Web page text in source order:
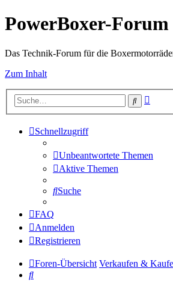
PowerBoxer-Forum
Das Technik-Forum für die
Zum Inhalt
Suche
Schnellzugriff
Unbeantwortete Themen
Aktive Themen
Suche
FAQ
Anmelden
Registrieren
Foren-Übersicht Verkaufen &
Suche